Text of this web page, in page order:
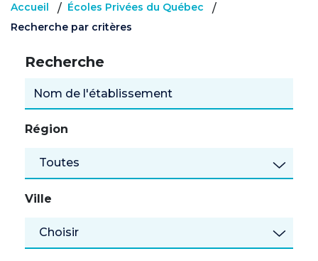
Accueil / Écoles Privées du Québec /
Recherche par critères
Recherche
Région
Toutes
Ville